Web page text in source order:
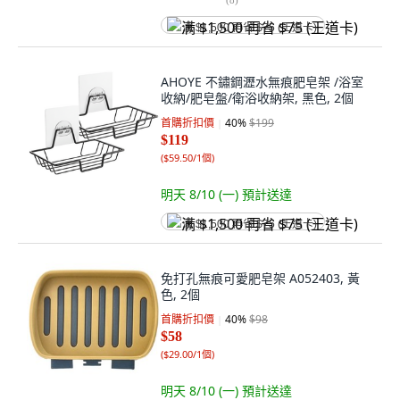
满 $1,500 再省 $75 (王道卡)
AHOYE 不鏽鋼瀝水無痕肥皂架 /浴室
收納/肥皂盤/衛浴收納架, 黑色, 2個
首購折扣價 40%$199
$119
($59.50/1個)
明天 8/10 (一) 預計送達
满 $1,500 再省 $75 (王道卡)
免打孔無痕可愛肥皂架 A052403, 黃
色, 2個
首購折扣價 40%$98
$58
($29.00/1個)
明天 8/10 (一) 預計送達